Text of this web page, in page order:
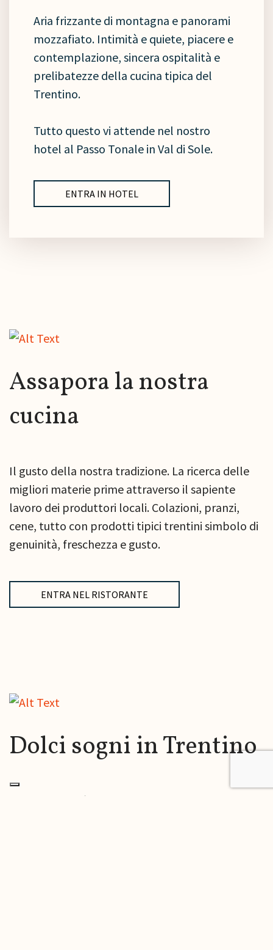
Aria frizzante di montagna e panorami
mozzafiato. Intimità e quiete, piacere e
contemplazione, sincera ospitalità e
prelibatezze della cucina tipica del
Trentino.
Tutto questo vi attende nel nostro
hotel al Passo Tonale in Val di Sole.
ENTRA IN HOTEL
Assapora la nostra
cucina
Il gusto della nostra tradizione. La ricerca delle
migliori materie prime attraverso il sapiente
lavoro dei produttori locali. Colazioni, pranzi,
cene, tutto con prodotti tipici trentini simbolo di
genuinità, freschezza e gusto.
ENTRA NEL RISTORANTE
Dolci sogni in Trentino
Il buon riposo è fondamentale per recuperare le